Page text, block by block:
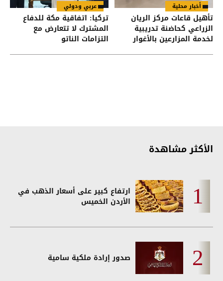
أخبار محلية
تأهيل قاعات مركز الريان
الزراعي كحاضنة تدريبية
لخدمة المزارعين بالأغوار
عربي ودولي
تركيا: اتفاقية مكة للدفاع
المشترك لا تتعارض مع
التزامات الناتو
الأكثر مشاهدة
ارتفاع كبير على أسعار الذهب في
الأردن الخميس
صدور إرادة ملكية سامية